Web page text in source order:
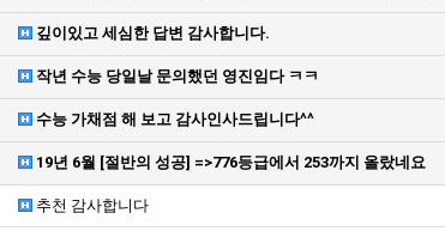
깊이있고 세심한 답변 감사합니다.
작년 수능 당일날 문의했던 영진임다 ㅋㅋ
수능 가채점 해 보고 감사인사드립니다^^
19년 6월 [절반의 성공] =>776등급에서 253까지 올랐네요
추천 감사합니다